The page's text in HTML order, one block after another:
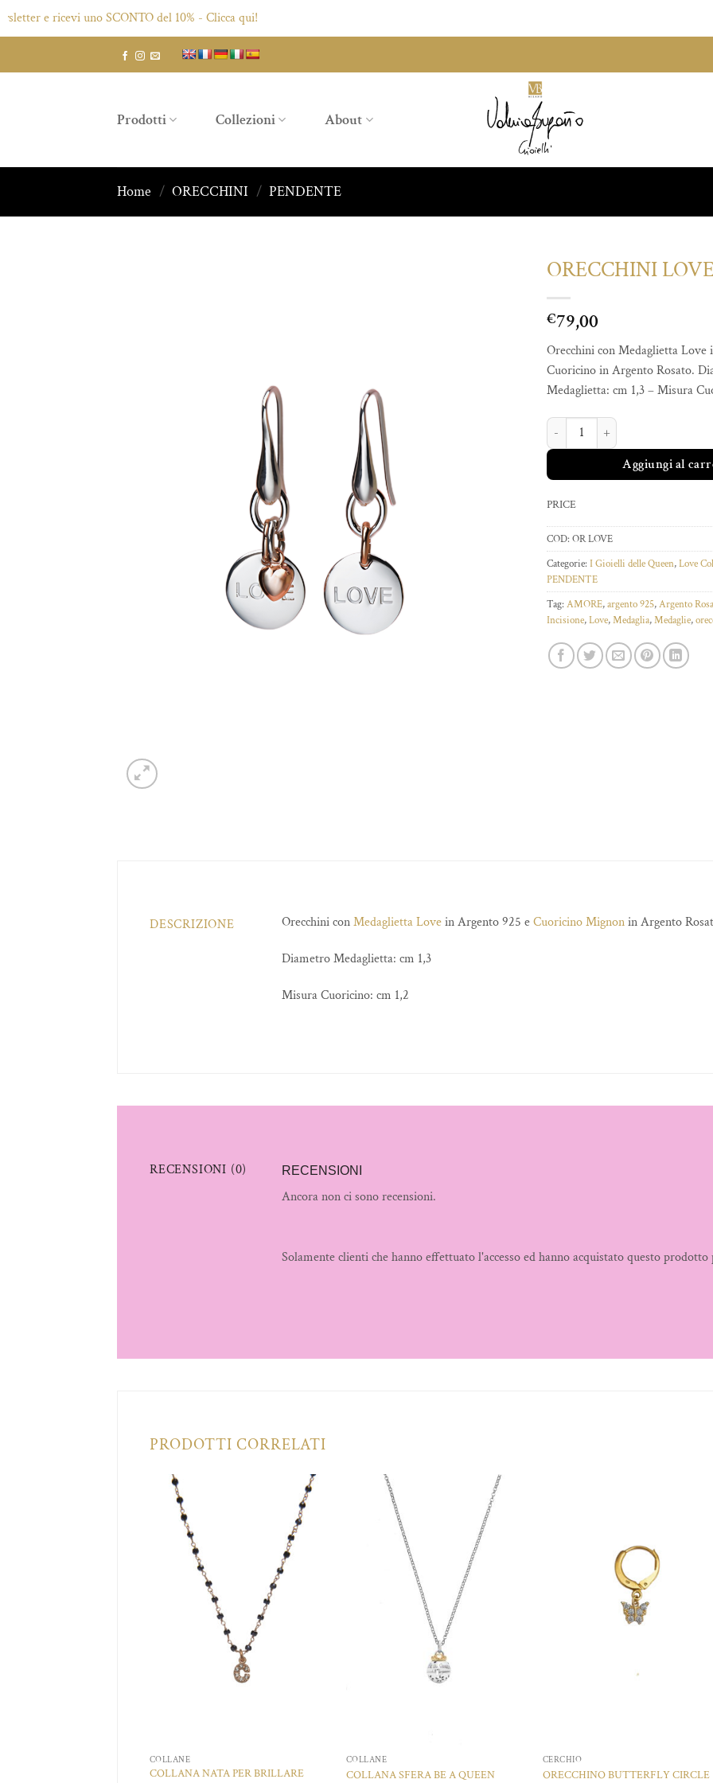
e ricevi uno SCONTO del 10% - Clicca qui!
Prodotti Collezioni About
Home / ORECCHINI / PENDENTE
ORECCHINI
€79,00
Orecchini con Medaglietta Love
Cuoricino in Argento Rosato.
Medaglietta: cm 1,3 – Misura
ORECCHINI LOVE ROSE quantità
Aggiungi al
PRICE
COD: OR LOVE
Categorie: I Gioielli delle Queen,Love
PENDENTE
Tag: AMORE,argento 925,Argento
Incisione,Love,Medaglia,Medaglie,
DESCRIZIONE Orecchini conMedaglietta Lovein Argento 925 eCuoricino Mignonin Argento
Diametro Medaglietta: cm 1,3
Misura Cuoricino: cm 1,2
RECENSIONI (0) RECENSIONI
Ancora non ci sono recensioni.
Solamente clienti che hanno effettuato l'accesso ed hanno acquistato questo prodotto
PRODOTTI CORRELATI
Aggiungi
alla lista
desideri
COLLANE
COLLANA NATA PER BRILLARE
Aggiungi
alla lista
COLLANE
COLLANA SFERA BE A QUEEN
CERCHIO
ORECCHINO BUTTERFLY CIRCLE